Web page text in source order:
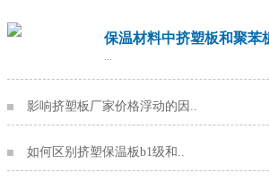
保温材料中挤塑板和聚苯
...
影响挤塑板厂家价格浮动的因..
如何区别挤塑保温板b1级和..